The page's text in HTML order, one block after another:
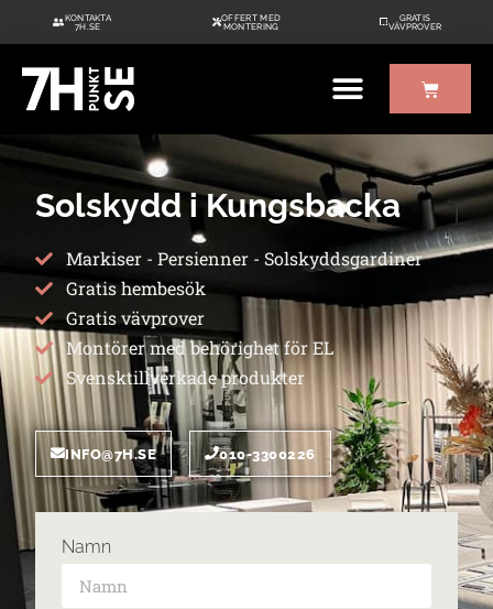
KONTAKTA
7H.SE
OFFERT MED
MONTERING
GRATIS
VÄVPROVER
Solskydd i Kungsbacka
Markiser - Persienner - Solskyddsgardiner
Gratis hembesök
Gratis vävprover
Montörer med behörighet för EL
Svensktillverkade produkter
INFO@7H.SE 010-3300226
Namn